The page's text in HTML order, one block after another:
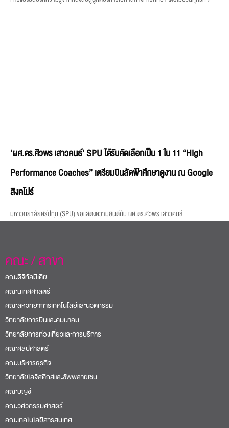
‘ผศ.ดร.ศิวพร เสาวคนธ์’ SPU ได้รับคัดเลือกเป็น 1 ใน 11 “High
Performance Coaches” เตรียมบินลัดฟ้าศึกษาดูงาน ณ Google
สิงคโปร์
มหาวิทยาลัยศรีปทุม (SPU) ขอแสดงความยินดีกับ ผศ.ดร.ศิวพร เสาวคนธ์
คณะ / สาขา
คณะดิจิทัลมีเดีย
คณะนิเทศศาสตร์
คณะสหวิทยาการเทคโนโลยีและนวัตกรรม
วิทยาลัยการบินและคมนาคม
วิทยาลัยการท่องเที่ยวและการบริการ
คณะศิลปศาสตร์
คณะบริหารธุรกิจ
วิทยาลัยโลจิสติกส์และซัพพลายเชน
คณะบัญชี
คณะวิศวกรรมศาสตร์
คณะเทคโนโลยีสารสนเทศ